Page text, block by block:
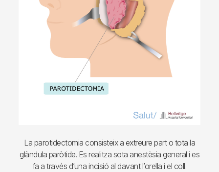
La parotidectomia consisteix a extreure part o tota la
glàndula paròtide. Es realitza sota anestèsia general i es
fa a través d’una incisió al davant l’orella i el coll.